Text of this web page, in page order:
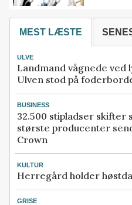
MEST LÆSTE
ULVE
Landmand vågnede ved
Ulven stod på
BUSINESS
32.500 stipladser skifter
største producenter
Crown
KULTUR
Herregård holder
GRISE